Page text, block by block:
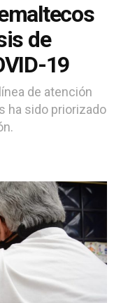
de
19
de atención
ha sido priorizado